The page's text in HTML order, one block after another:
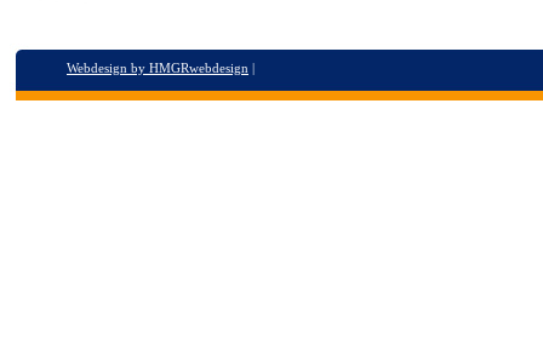
Webdesign by HMGRwebdesign